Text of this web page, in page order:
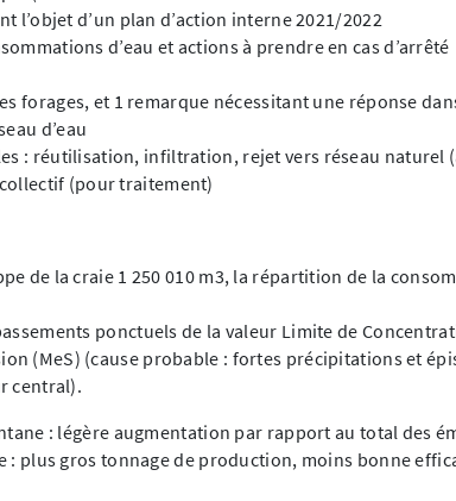
l’objet d’un plan d’action interne 2021/2022
d’eau et actions à prendre en cas d’arrêté
forages, et 1 remarque nécessitant une réponse
d’eau
: réutilisation, infiltration, rejet vers réseau naturel
(pour traitement)
de la craie 1 250 010 m3, la répartition de la
ponctuels de la valeur Limite de
(MeS) (cause probable : fortes précipitations et
central).
: légère augmentation par rapport au total des
: plus gros tonnage de production, moins bonne